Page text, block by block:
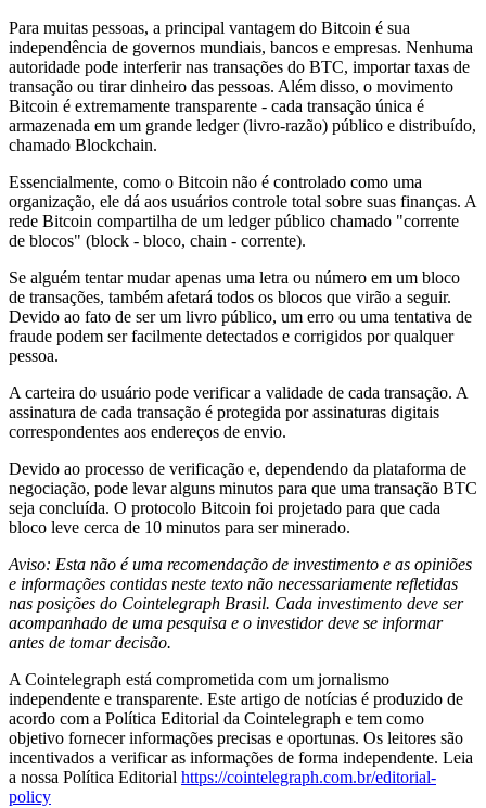
Para muitas pessoas, a principal vantagem do Bitcoin é sua
independência de governos mundiais, bancos e empresas. Nenhuma
autoridade pode interferir nas transações do BTC, importar taxas de
transação ou tirar dinheiro das pessoas. Além disso, o movimento
Bitcoin é extremamente transparente - cada transação única é
armazenada em um grande ledger (livro-razão) público e distribuído,
chamado Blockchain.
Essencialmente, como o Bitcoin não é controlado como uma
organização, ele dá aos usuários controle total sobre suas finanças. A
rede Bitcoin compartilha de um ledger público chamado "corrente
de blocos" (block - bloco, chain - corrente).
Se alguém tentar mudar apenas uma letra ou número em um bloco
de transações, também afetará todos os blocos que virão a seguir.
Devido ao fato de ser um livro público, um erro ou uma tentativa de
fraude podem ser facilmente detectados e corrigidos por qualquer
pessoa.
A carteira do usuário pode verificar a validade de cada transação. A
assinatura de cada transação é protegida por assinaturas digitais
correspondentes aos endereços de envio.
Devido ao processo de verificação e, dependendo da plataforma de
negociação, pode levar alguns minutos para que uma transação BTC
seja concluída. O protocolo Bitcoin foi projetado para que cada
bloco leve cerca de 10 minutos para ser minerado.
Aviso: Esta não é uma recomendação de investimento e as opiniões
e informações contidas neste texto não necessariamente refletidas
nas posições do Cointelegraph Brasil. Cada investimento deve ser
acompanhado de uma pesquisa e o investidor deve se informar
antes de tomar decisão.
A Cointelegraph está comprometida com um jornalismo
independente e transparente. Este artigo de notícias é produzido de
acordo com a Política Editorial da Cointelegraph e tem como
objetivo fornecer informações precisas e oportunas. Os leitores são
incentivados a verificar as informações de forma independente. Leia
a nossa Política Editorial https://cointelegraph.com.br/editorial-
policy